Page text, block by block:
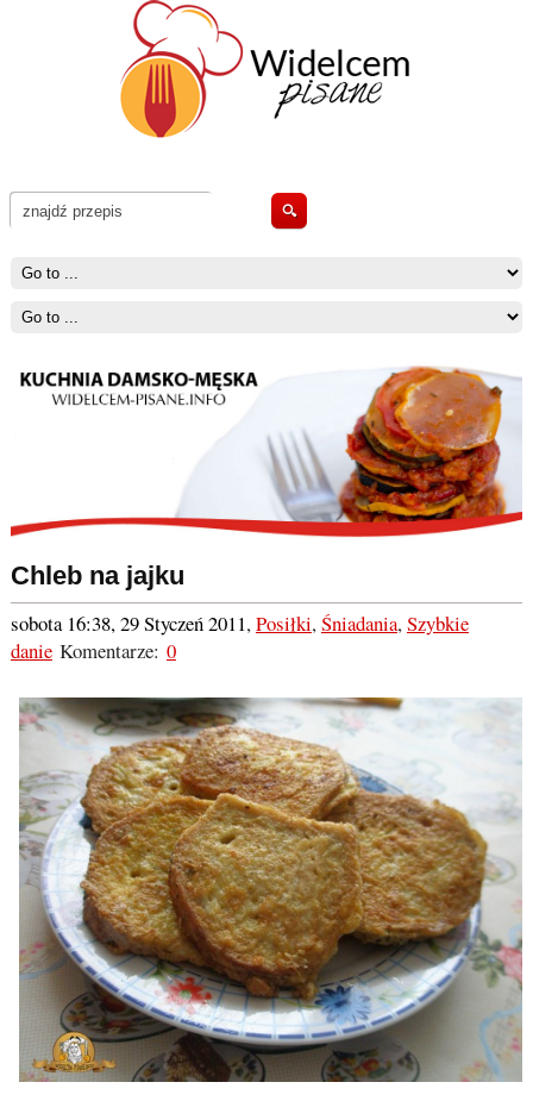
Chleb na jajku
sobota 16:38, 29 Styczeń 2011,Posiłki,Śniadania,Szybkie
danieKomentarze: 0